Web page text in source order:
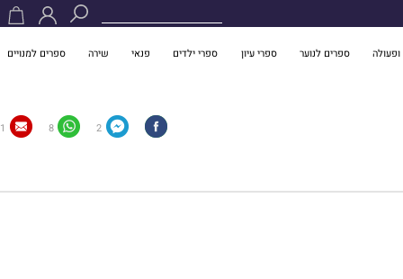
ספרים לנוער ספרי עיון ספרי ילדים פנאי שירה ספרים למנויים
2
8
1